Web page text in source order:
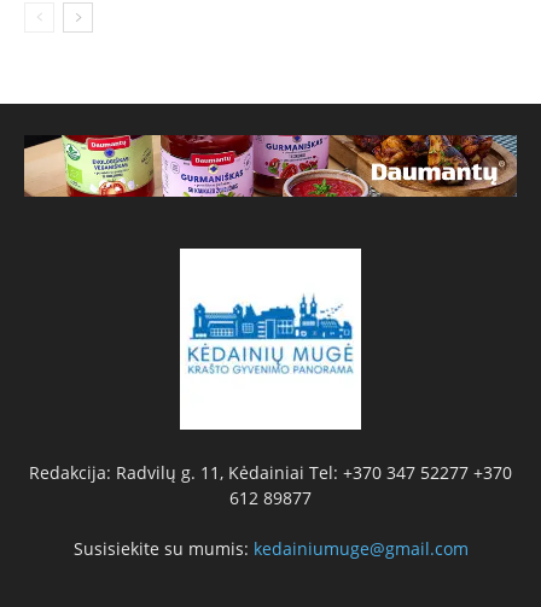
Redakcija: Radvilų g. 11, Kėdainiai Tel: +370 347 52277 +370
612 89877
Susisiekite su mumis: kedainiumuge@gmail.com